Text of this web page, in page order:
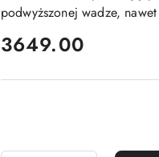
podwyższonej wadze,
cena:
3649.00